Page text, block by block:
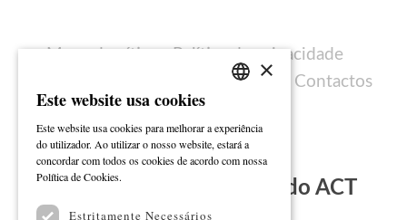
Mapa do sítio
Política de privacidade
Ficha técnica Contactos
Subscreva a Newsletter do ACT
ENGLISH
×
Este website usa cookies
Este website usa cookies para melhorar a experiência
do utilizador. Ao utilizar o nosso website, estará a
concordar com todos os cookies de acordo com nossa
Política de Cookies.
Estritamente Necessários